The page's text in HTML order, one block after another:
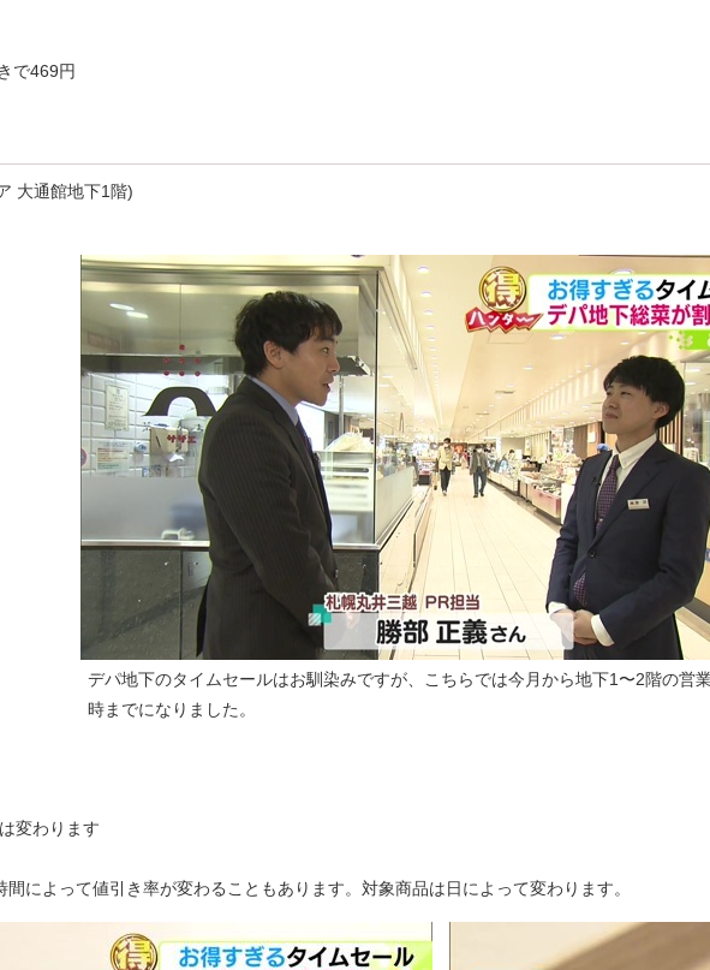
で469円
大通館地下1階)
デパ地下のタイムセールはお馴染みですが、こちらでは今月から地下1〜2階の営
時までになりました。
変わります
によって値引き率が変わることもあります。対象商品は日によって変わります。